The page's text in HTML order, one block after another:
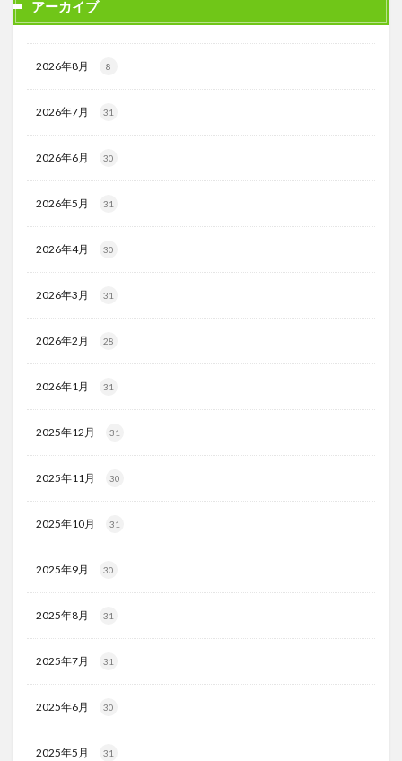
アーカイブ
2026年8月 8
2026年7月 31
2026年6月 30
2026年5月 31
2026年4月 30
2026年3月 31
2026年2月 28
2026年1月 31
2025年12月 31
2025年11月 30
2025年10月 31
2025年9月 30
2025年8月 31
2025年7月 31
2025年6月 30
2025年5月 31